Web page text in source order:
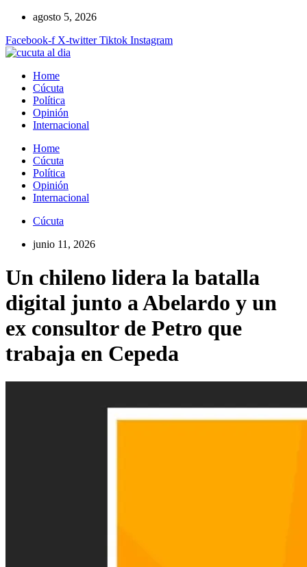
contenido
agosto 5, 2026
Facebook-f X-twitter Tiktok Instagram
Home
Cúcuta
Política
Opinión
Internacional
Home
Cúcuta
Política
Opinión
Internacional
Cúcuta
junio 11, 2026
Un chileno lidera la batalla
digital junto a Abelardo y un
ex consultor de Petro que
trabaja en Cepeda